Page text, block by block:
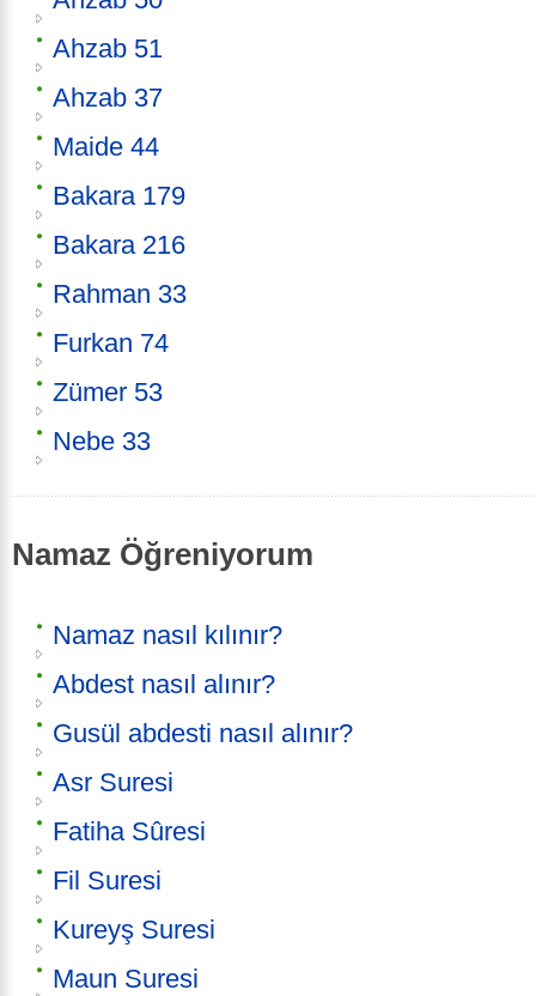
Ahzab 51
Ahzab 37
Maide 44
Bakara 179
Bakara 216
Rahman 33
Furkan 74
Zümer 53
Nebe 33
Namaz Öğreniyorum
Namaz nasıl kılınır?
Abdest nasıl alınır?
Gusül abdesti nasıl alınır?
Asr Suresi
Fatiha Sûresi
Fil Suresi
Kureyş Suresi
Maun Suresi